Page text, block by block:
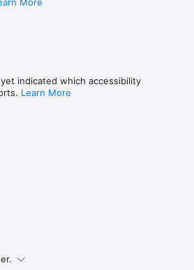
indicated which accessibility
Learn More